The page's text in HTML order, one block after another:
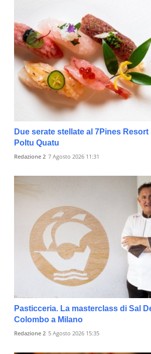
Due serate stellate al 7Pines Resort
Poltu Quatu
Redazione 2 7 Agosto 2026 11:31
Pasticceria. La masterclass di Sal
Colombo a Milano
Redazione 2 5 Agosto 2026 15:35